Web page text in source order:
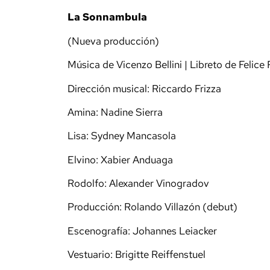
La Sonnambula
(Nueva producción)
Música de Vicenzo Bellini | Libreto de Felice
Dirección musical: Riccardo Frizza
Amina: Nadine Sierra
Lisa: Sydney Mancasola
Elvino: Xabier Anduaga
Rodolfo: Alexander Vinogradov
Producción: Rolando Villazón (debut)
Escenografía: Johannes Leiacker
Vestuario: Brigitte Reiffenstuel